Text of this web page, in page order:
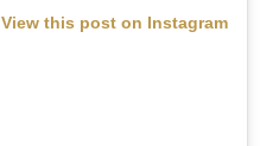
View this post on Instagram